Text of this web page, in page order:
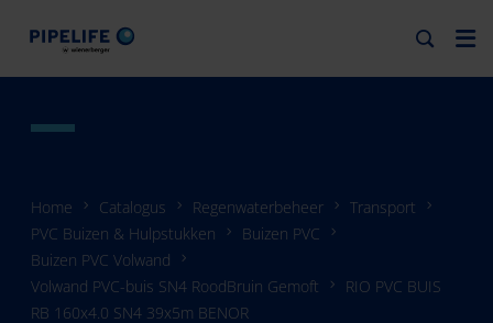
Home Catalogus Regenwaterbeheer
Transport
PVC Buizen & Hulpstukken
Buizen PVC
Buizen PVC Volwand
Volwand PVC-buis SN4 RoodBruin Gemoft
RIO PVC BUIS
RB 160x4.0 SN4 39x5m BENOR